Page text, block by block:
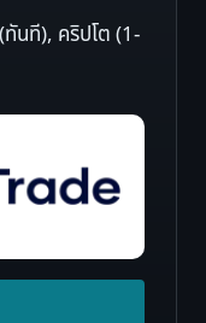
ทันที), คริปโต (1-